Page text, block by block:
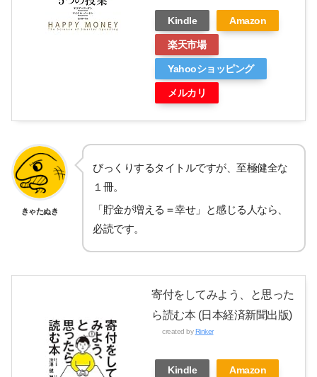
Kindle Amazon
楽天市場
Yahooショッピング
メルカリ
きゃたぬき
びっくりするタイトルですが、至極健全な
１冊。
「貯金が増える＝幸せ」と感じる人なら、
必読です。
寄付をしてみよう、と思った
ら読む本 (日本経済新聞出版)
created byRinker
Kindle Amazon